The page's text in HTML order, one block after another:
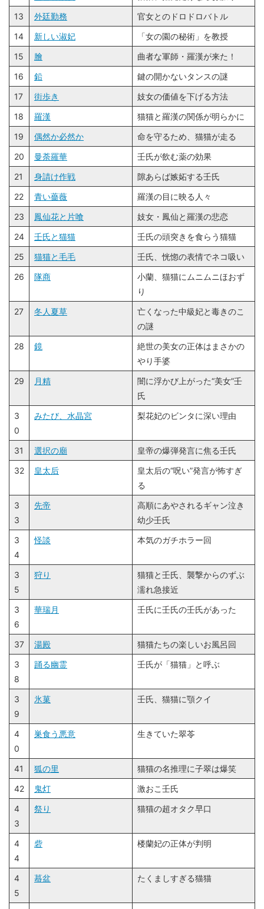
13
外廷勤務
官女とのドロドロバトル
14
新しい淑妃
「女の園の秘術」を教授
15
膾
曲者な軍師・羅漢が来た！
16
鉛
鍵の開かないタンスの謎
17
街歩き
妓女の価値を下げる方法
18
羅漢
猫猫と羅漢の関係が明らかに
19
偶然か必然か
命を守るため、猫猫が走る
20
曼荼羅華
壬氏が飲む薬の効果
21
身請け作戦
隙あらば嫉妬する壬氏
22
青い薔薇
羅漢の目に映る人々
23
鳳仙花と片喰
妓女・鳳仙と羅漢の悲恋
24
壬氏と猫猫
壬氏の頭突きを食らう猫猫
25
猫猫と毛毛
壬氏、恍惚の表情でネコ吸い
26
隊商
小蘭、猫猫にムニムニほおず
り
27
冬人夏草
亡くなった中級妃と毒きのこ
の謎
28
鏡
絶世の美女の正体はまさかの
やり手婆
29
月精
闇に浮かび上がった“美女”壬
氏
3
0
みたび、水晶宮 梨花妃のビンタに深い理由
31 選択の廟
皇帝の爆弾発言に焦る壬氏
32
皇太后
皇太后の“呪い”発言が怖すぎ
る
3
3
先帝
高順にあやされるギャン泣き
幼少壬氏
3
4
怪談 本気のガチホラー回
3
5
狩り
猫猫と壬氏、襲撃からのずぶ
濡れ急接近
3
6
華瑞月 壬氏に壬氏の壬氏があった
37 湯殿
猫猫たちの楽しいお風呂回
3
8
踊る幽霊 壬氏が「猫猫」と呼ぶ
3
9
氷菓 壬氏、猫猫に顎クイ
4
0
巣食う悪意 生きていた翠苓
41 狐の里
猫猫の名推理に子翠は爆笑
42
鬼灯
激おこ壬氏
4
3
祭り 猫猫の超オタク早口
4
4
砦 楼蘭妃の正体が判明
4
5
蟇盆 たくましすぎる猫猫